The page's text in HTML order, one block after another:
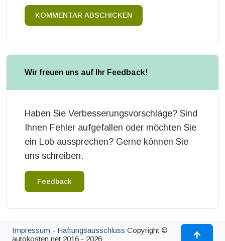
KOMMENTAR ABSCHICKEN
Wir freuen uns auf Ihr Feedback!
Haben Sie Verbesserungsvorschläge? Sind
Ihnen Fehler aufgefallen oder möchten Sie
ein Lob aussprechen? Gerne können Sie
uns schreiben.
Feedback
Impressum - Haftungsausschluss Copyright ©
autokosten.net 2016 - 2026